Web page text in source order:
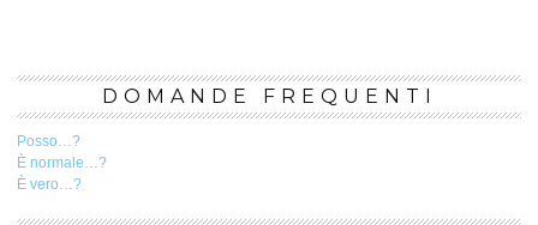
DOMANDE FREQUENTI
Posso…?
È normale…?
È vero…?